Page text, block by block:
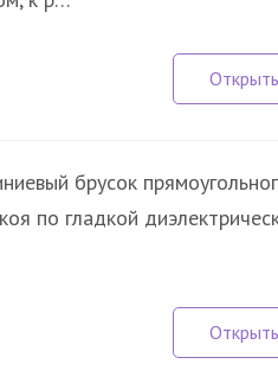
брусок
по гладкой